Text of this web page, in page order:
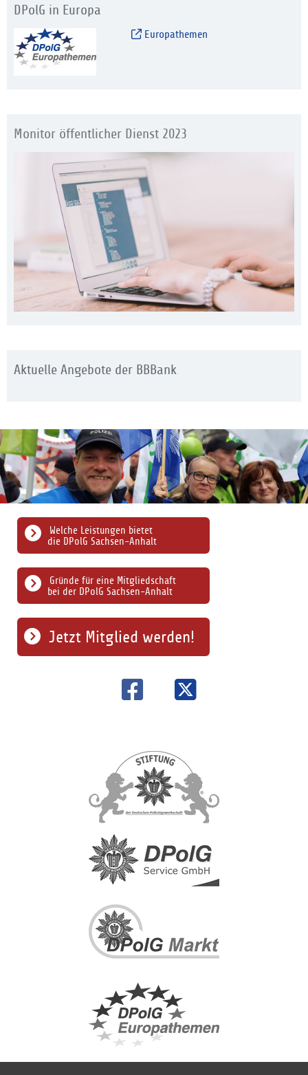
DPolG in Europa
Europathemen
Monitor öffentlicher Dienst 2023
Aktuelle Angebote der BBBank
Gründe für eine Mitgliedschaft
bei der DPolG Sachsen-Anhalt
Welche Leistungen bietet
die DPolG Sachsen-Anhalt
Jetzt Mitglied werden!